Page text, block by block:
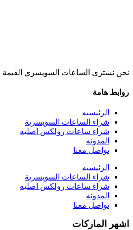
نحن نشتري الساعات السويسري القيمة
روابط هامة
الرئيسيه
شراء الساعات السويسرية
شراء ساعات رولكس اصليه
المدونه
تواصل معنا
الرئيسيه
شراء الساعات السويسرية
شراء ساعات رولكس اصليه
المدونه
تواصل معنا
اشهر الماركات